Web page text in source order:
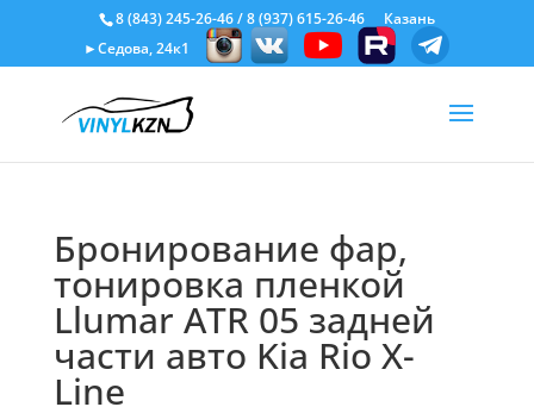
8 (843) 245-26-46/8 (937) 615-26-46
Казань
►Седова, 24к1
Бронирование фар,
тонировка пленкой
Llumar ATR 05 задней
части авто Kia Rio X-
Line